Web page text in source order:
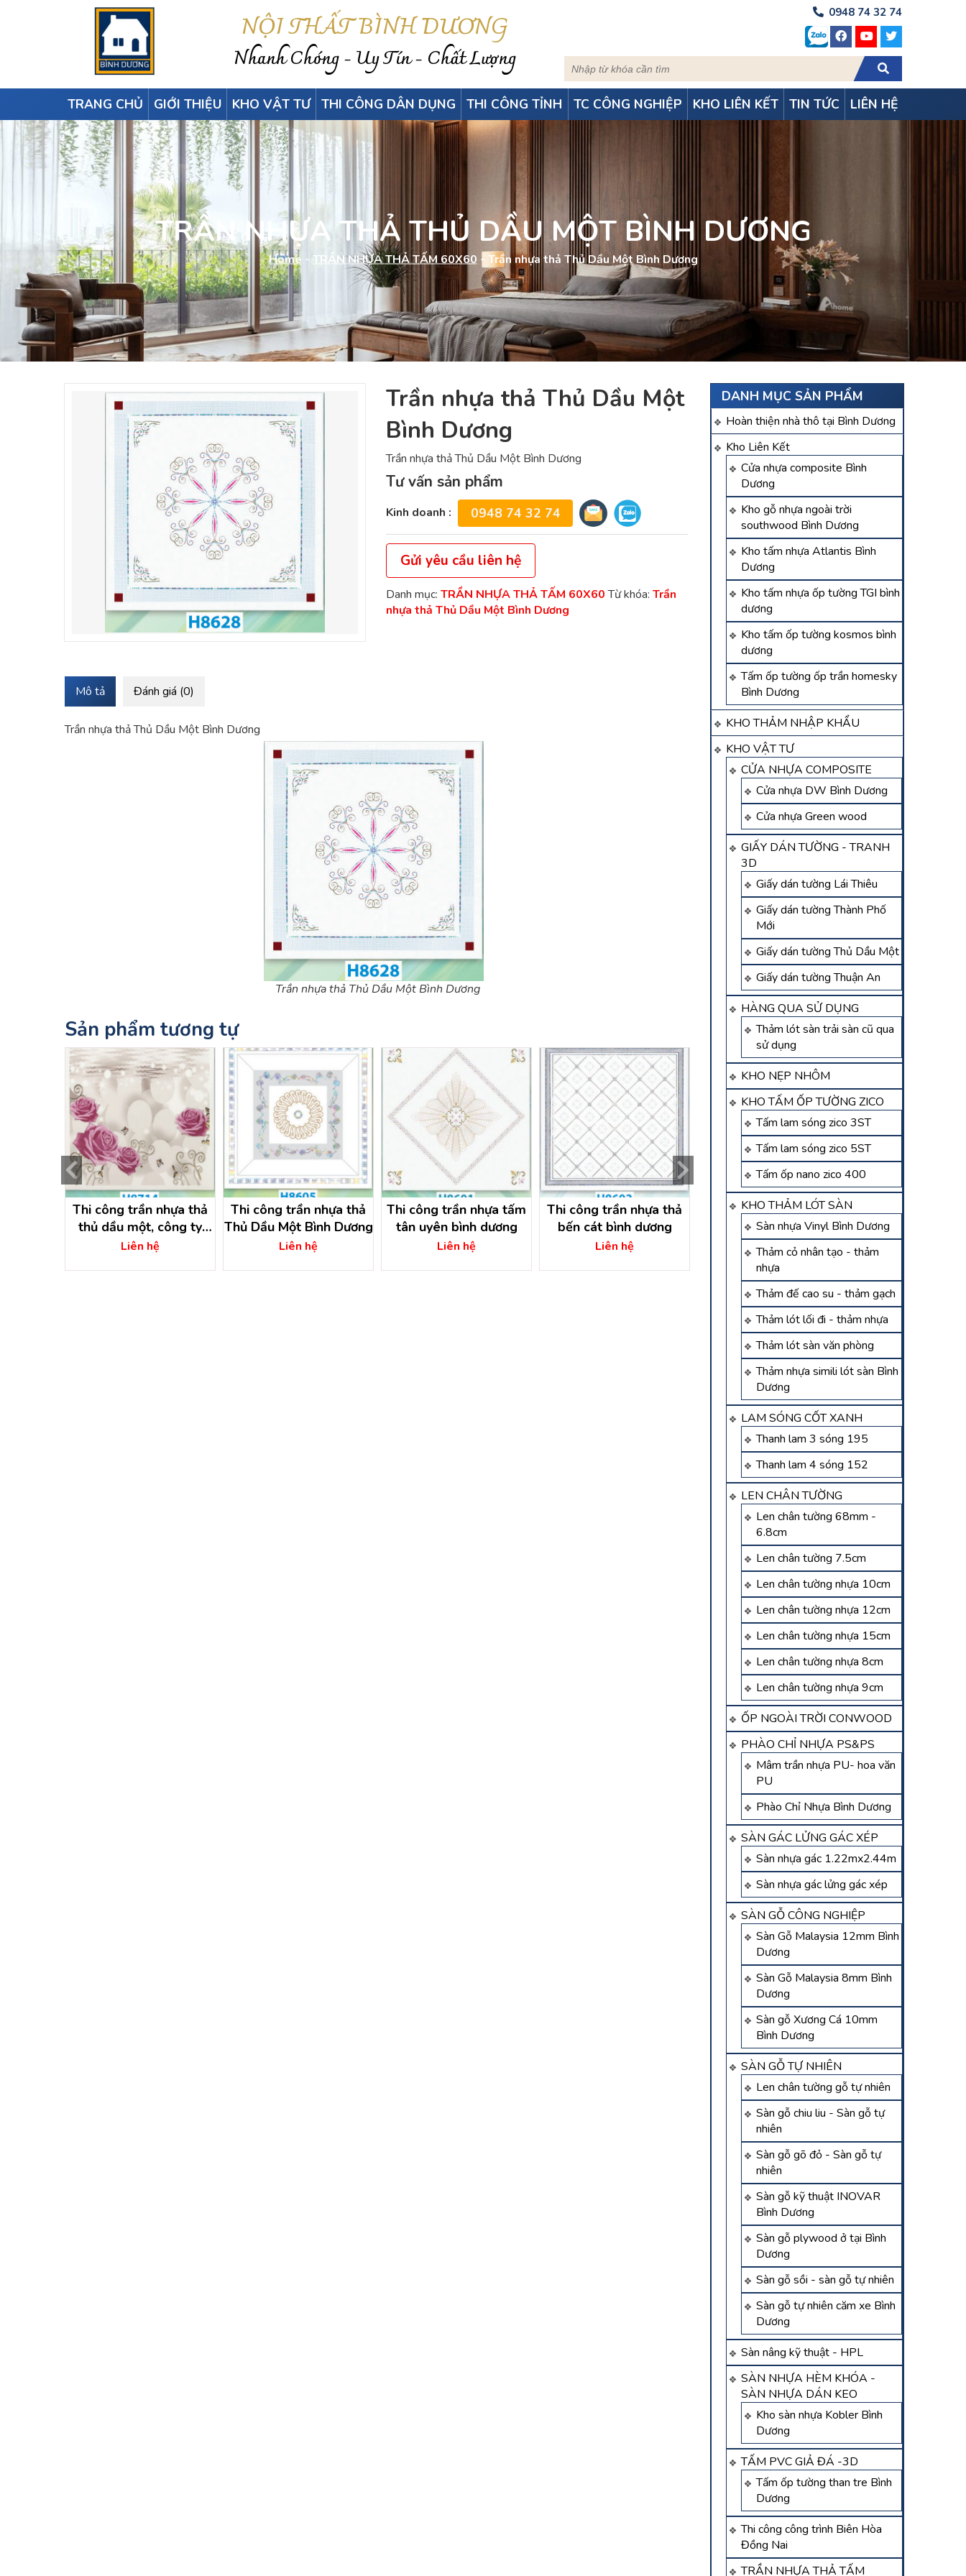
NỘI THẤT BÌNH DƯƠNG
Nhanh Chóng - Uy Tín - Chất Lượng
0948 74 32 74
TRANG CHỦ GIỚI THIỆU KHO VẬT TƯ THI CÔNG DÂN DỤNG THI CÔNG TỈNH TC CÔNG NGHIỆP KHO LIÊN KẾT TIN TỨC LIÊN HỆ
TRẦN NHỰA THẢ THỦ DẦU MỘT BÌNH DƯƠNG
Home - TRẦN NHỰA THẢ TẤM 60X60- Trần nhựa thả Thủ Dầu Một Bình Dương
DANH MỤC SẢN PHẨM
Hoàn thiện nhà thô tại Bình Dương
Kho Liên Kết
Cửa nhựa composite Bình
Dương
Kho gỗ nhựa ngoài trời
southwood Bình Dương
Kho tấm nhựa Atlantis Bình
Dương
Kho tấm nhựa ốp tường TGI bình
dương
Kho tấm ốp tường kosmos bình
dương
Tấm ốp tường ốp trần homesky
Bình Dương
KHO THẢM NHẬP KHẨU
KHO VẬT TƯ
CỬA NHỰA COMPOSITE
Cửa nhựa DW Bình Dương
Cửa nhựa Green wood
GIẤY DÁN TƯỜNG - TRANH
3D
Giấy dán tường Lái Thiêu
Giấy dán tường Thành Phố
Mới
Giấy dán tường Thủ Dầu Một
Giấy dán tường Thuận An
HÀNG QUA SỬ DỤNG
Thảm lót sàn trải sàn cũ qua
sử dụng
KHO NẸP NHÔM
KHO TẤM ỐP TƯỜNG ZICO
Tấm lam sóng zico 3ST
Tấm lam sóng zico 5ST
Tấm ốp nano zico 400
KHO THẢM LÓT SÀN
Sàn nhựa Vinyl Bình Dương
Thảm cỏ nhân tạo - thảm
nhựa
Thảm đế cao su - thảm gạch
Thảm lót lối đi - thảm nhựa
Thảm lót sàn văn phòng
Thảm nhựa simili lót sàn Bình
Dương
LAM SÓNG CỐT XANH
Thanh lam 3 sóng 195
Thanh lam 4 sóng 152
LEN CHÂN TƯỜNG
Len chân tường 68mm -
6.8cm
Len chân tường 7.5cm
Len chân tường nhựa 10cm
Len chân tường nhựa 12cm
Len chân tường nhựa 15cm
Len chân tường nhựa 8cm
Len chân tường nhựa 9cm
ỐP NGOÀI TRỜI CONWOOD
PHÀO CHỈ NHỰA PS&PS
Mâm trần nhựa PU- hoa văn
PU
Phào Chỉ Nhựa Bình Dương
SÀN GÁC LỬNG GÁC XÉP
Sàn nhựa gác 1.22mx2.44m
Sàn nhựa gác lửng gác xép
SÀN GỖ CÔNG NGHIỆP
Sàn Gỗ Malaysia 12mm Bình
Dương
Sàn Gỗ Malaysia 8mm Bình
Dương
Sàn gỗ Xương Cá 10mm
Bình Dương
SÀN GỖ TỰ NHIÊN
Len chân tường gỗ tự nhiên
Sàn gỗ chiu liu - Sàn gỗ tự
nhiên
Sàn gỗ gõ đỏ - Sàn gỗ tự
nhiên
Sàn gỗ kỹ thuật INOVAR
Bình Dương
Sàn gỗ plywood ở tại Bình
Dương
Sàn gỗ sồi - sàn gỗ tự nhiên
Sàn gỗ tự nhiên căm xe Bình
Dương
Sàn nâng kỹ thuật - HPL
SÀN NHỰA HÈM KHÓA -
SÀN NHỰA DÁN KEO
Kho sàn nhựa Kobler Bình
Dương
TẤM PVC GIẢ ĐÁ -3D
Tấm ốp tường than tre Bình
Dương
Thi công công trình Biên Hòa
Đồng Nai
TRẦN NHỰA THẢ TẤM
Trần nhựa thả Thủ Dầu Một
Bình Dương
Trần nhựa thả Thủ Dầu Một Bình Dương
Tư vấn sản phẩm
Kinh doanh : 0948 74 32 74
Gửi yêu cầu liên hệ
Danh mục: TRẦN NHỰA THẢ TẤM 60X60 Từ khóa: Trần
nhựa thả Thủ Dầu Một Bình Dương
Mô tả Đánh giá (0)
Trần nhựa thả Thủ Dầu Một Bình Dương
Trần nhựa thả Thủ Dầu Một Bình Dương
Sản phẩm tương tự
Thi công trần nhựa thả
thủ dầu một, công ty
trần nhựa bình dương
Liên hệ
Thi công trần nhựa thả
Thủ Dầu Một Bình Dương
Liên hệ
Thi công trần nhựa tấm
tân uyên bình dương
Liên hệ
Thi công trần nhựa thả
bến cát bình dương
Liên hệ
Trần nhựa tấm thả vuông
Bình Dương
Liên hệ
Thi công trần
hiệp thành thủ